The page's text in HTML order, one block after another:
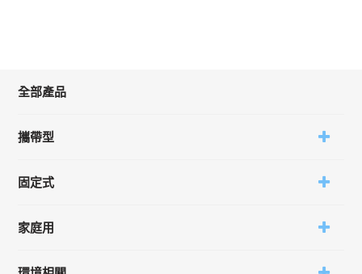
全部產品
攜帶型
固定式
家庭用